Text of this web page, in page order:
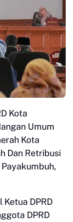
Kota
Umum
Kota
Dan Retribusi
DPRD
DPRD